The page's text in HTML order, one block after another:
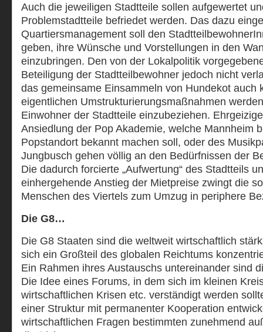
Auch die jeweiligen Stadtteile sollen aufgewertet
Problemstadtteile befriedet werden. Das dazu
Quartiersmanagement soll den
geben, ihre Wünsche und Vorstellungen in den
einzubringen. Den von der Lokalpolitik
Beteiligung der Stadtteilbewohner jedoch nicht
das gemeinsame Einsammeln von Hundekot auch
eigentlichen Umstrukturierungsmaßnahmen
Einwohner der Stadtteile einzubeziehen.
Ansiedlung der Pop Akademie, welche Mannheim
Popstandort bekannt machen soll, oder des
Jungbusch gehen völlig an den Bedürfnissen der
Die dadurch forcierte „Aufwertung“ des Stadtteils
einhergehende Anstieg der Mietpreise zwingt die
Menschen des Viertels zum Umzug in periphere
Die G8…
Die G8 Staaten sind die weltweit wirtschaftlich
sich ein Großteil des globalen Reichtums
Ein Rahmen ihres Austauschs untereinander sind
Die Idee eines Forums, in dem sich im kleinen
wirtschaftlichen Krisen etc. verständigt werden
einer Struktur mit permanenter Kooperation
wirtschaftlichen Fragen bestimmten zunehmend